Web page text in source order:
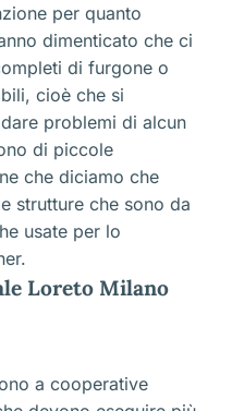
per quanto
dimenticato che ci
di furgone o
cioè che si
problemi di alcun
di piccole
che diciamo che
strutture che sono da
usate per lo
Loreto Milano
a cooperative